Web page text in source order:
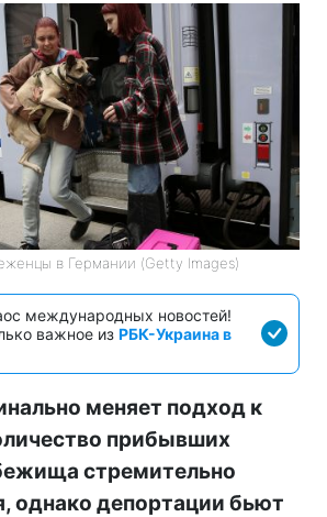
в Германии (Getty Images)
международных новостей!
важное из РБК-Украина в
меняет подход к
прибывших
стремительно
однако депортации бьют